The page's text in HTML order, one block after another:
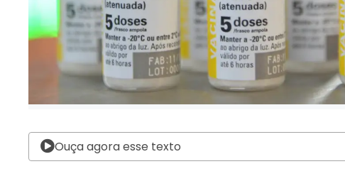
Ouça agora esse texto